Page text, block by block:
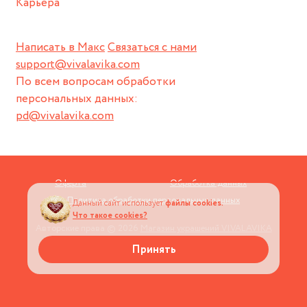
Написать в МаксСвязаться с нами
support@vivalavika.com
По всем вопросам обработки
персональных данных:
pd@vivalavika.com
Оферта
Обработка данных
Политика обработки персональных данных
Данный сайт используетфайлы cookies.
Что такое cookies?
Принять